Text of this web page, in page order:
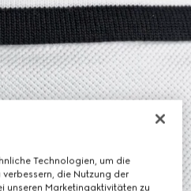
Technologien, um die
die Nutzung der
unseren Marketingaktivitäten zu